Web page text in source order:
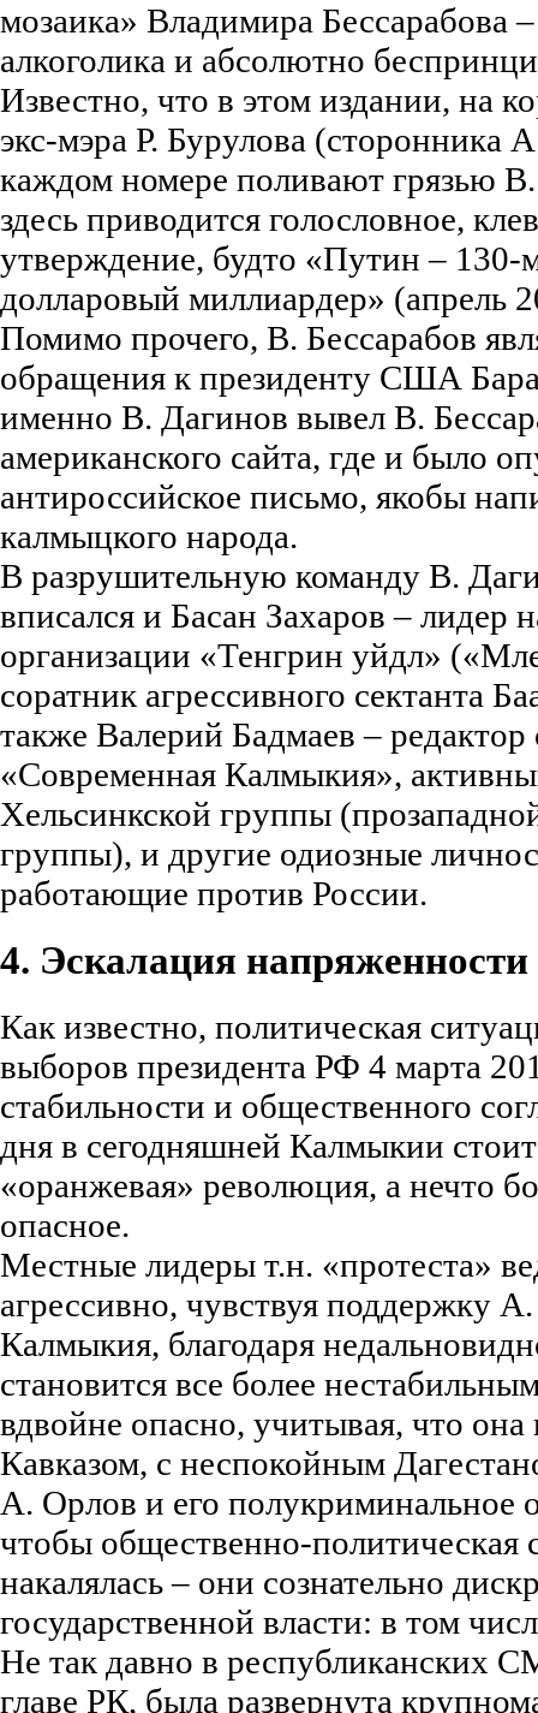
мозаика» Владимира Бессарабова
алкоголика и абсолютно
Известно, что в этом издании, на
экс-мэра Р. Бурулова (сторонника
каждом номере поливают грязью
здесь приводится голословное,
утверждение, будто «Путин –
долларовый миллиардер» (апрель
Помимо прочего, В. Бессарабов
обращения к президенту США
именно В. Дагинов вывел В.
американского сайта, где и было
антироссийское письмо, якобы
калмыцкого народа.
В разрушительную команду В.
вписался и Басан Захаров – лидер
организации «Тенгрин уйдл»
соратник агрессивного сектанта
также Валерий Бадмаев –
«Современная Калмыкия»,
Хельсинкской группы
группы), и другие одиозные
работающие против России.
4. Эскалация напряженности
Как известно, политическая
выборов президента РФ 4 марта
стабильности и общественного
дня в сегодняшней Калмыкии
«оранжевая» революция, а нечто
опасное.
Местные лидеры т.н. «протеста»
агрессивно, чувствуя поддержку
Калмыкия, благодаря
становится все более
вдвойне опасно, учитывая, что
Кавказом, с неспокойным
А. Орлов и его полукриминальное
чтобы общественно-политическая
накалялась – они сознательно
государственной власти: в том
Не так давно в республиканских
главе РК, была развернута